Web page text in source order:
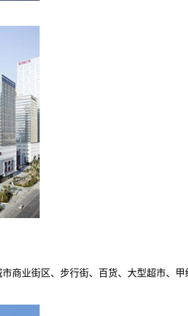
商业街区、步行街、百货、大型超市、